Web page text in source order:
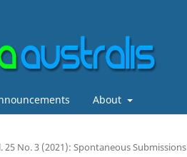
About
25 No. 3 (2021): Spontaneous Submissions